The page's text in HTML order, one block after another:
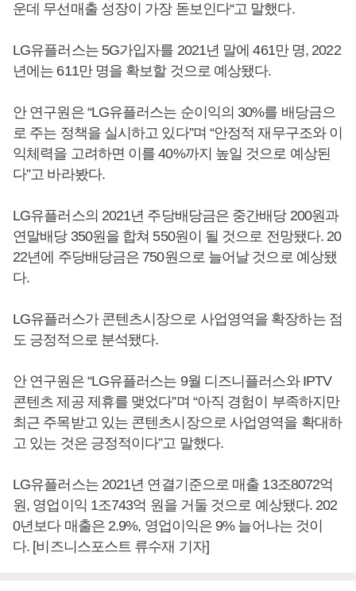
운데 무선매출 성장이 가장 돋보인다“고 말했다.
LG유플러스는 5G가입자를 2021년 말에 461만 명, 2022
년에는 611만 명을 확보할 것으로 예상됐다.
안 연구원은 “LG유플러스는 순이익의 30%를 배당금으
로 주는 정책을 실시하고 있다”며 “안정적 재무구조와 이
익체력을 고려하면 이를 40%까지 높일 것으로 예상된
다”고 바라봤다.
LG유플러스의 2021년 주당배당금은 중간배당 200원과
연말배당 350원을 합쳐 550원이 될 것으로 전망됐다. 20
22년에 주당배당금은 750원으로 늘어날 것으로 예상됐
다.
LG유플러스가 콘텐츠시장으로 사업영역을 확장하는 점
도 긍정적으로 분석됐다.
안 연구원은 “LG유플러스는 9월 디즈니플러스와 IPTV
콘텐츠 제공 제휴를 맺었다”며 “아직 경험이 부족하지만
최근 주목받고 있는 콘텐츠시장으로 사업영역을 확대하
고 있는 것은 긍정적이다”고 말했다.
LG유플러스는 2021년 연결기준으로 매출 13조8072억
원, 영업이익 1조743억 원을 거둘 것으로 예상됐다. 202
0년보다 매출은 2.9%, 영업이익은 9% 늘어나는 것이
다. [비즈니스포스트 류수재 기자]